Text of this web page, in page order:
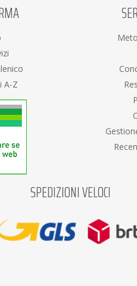
A-Z
SPEDIZIONI VELOCI